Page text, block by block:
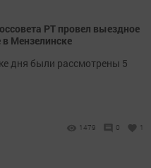
РТ провел выездное
в Мензелинске
дня были рассмотрены 5
1479 0 1